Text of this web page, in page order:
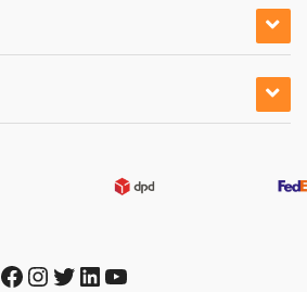
Facebook
Instagram
Twitter
LinkedIn
YouTube